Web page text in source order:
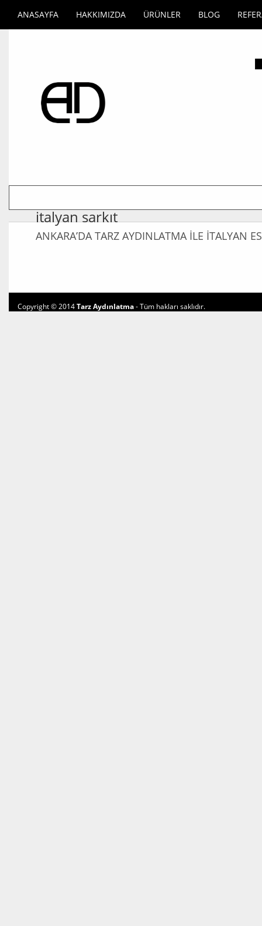
ANASAYFA HAKKIMIZDA ÜRÜNLER BLOG
italyan sarkıt
ANKARA’DA TARZ AYDINLATMA İLE İTALYAN
Copyright © 2014Tarz Aydınlatma- Tüm hakları saklıdır.